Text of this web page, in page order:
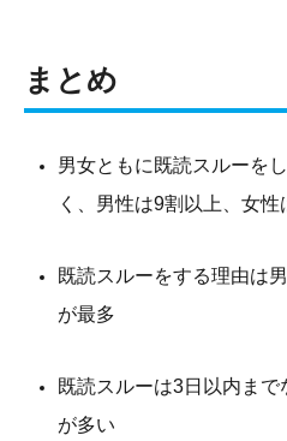
まとめ
男女ともに既読スルーを
く、男性は9割以上、女性
既読スルーをする理由は
が最多
既読スルーは3日以内まで
が多い